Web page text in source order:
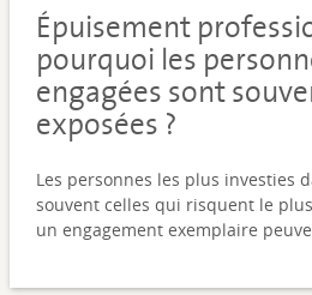
Épuisement
pourquoi les
engagées sont
exposées ?
Les personnes les plus investies
souvent celles qui risquent le
un engagement exemplaire